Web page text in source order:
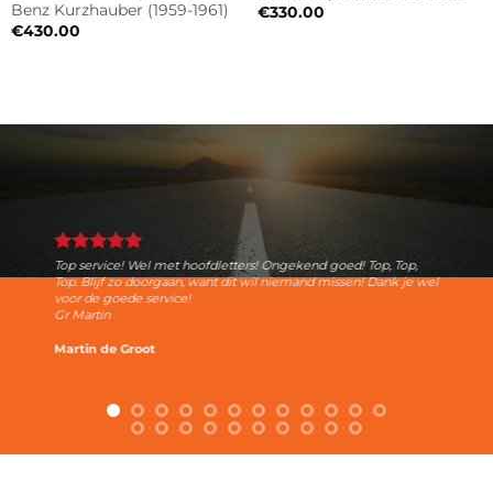
Benz Kurzhauber (1959-1961)
€430.00
€330.00
Top service! Wel met hoofdletters! Ongekend goed! Top, Top,
Top. Blijf zo doorgaan, want dit wil niemand missen! Dank je wel
voor de goede service!
Gr Martin
Martin de Groot